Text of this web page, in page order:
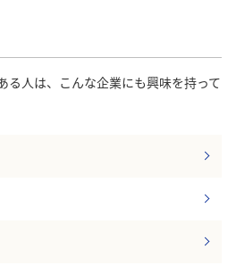
る人は、こんな企業にも興味を持って